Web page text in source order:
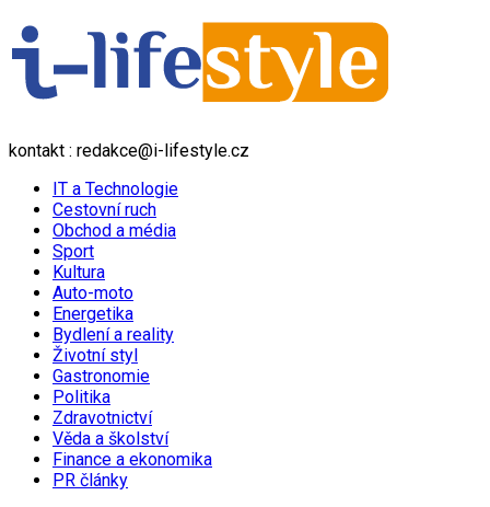
kontakt : redakce@i-lifestyle.cz
IT a Technologie
Cestovní ruch
Obchod a média
Sport
Kultura
Auto-moto
Energetika
Bydlení a reality
Životní styl
Gastronomie
Politika
Zdravotnictví
Věda a školství
Finance a ekonomika
PR články